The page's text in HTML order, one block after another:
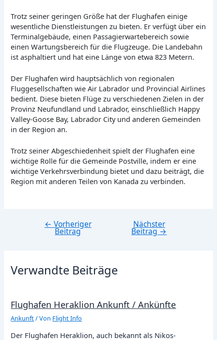
Trotz seiner geringen Größe hat der Flughafen einige
wesentliche Dienstleistungen zu bieten. Er verfügt über ein
Terminalgebäude, einen Passagierwartebereich sowie
einen Wartungsbereich für die Flugzeuge. Die Landebahn
ist asphaltiert und hat eine Länge von etwa 823 Metern.
Der Flughafen wird hauptsächlich von regionalen
Fluggesellschaften wie Air Labrador und Provincial Airlines
bedient. Diese bieten Flüge zu verschiedenen Zielen in der
Provinz Neufundland und Labrador, einschließlich Happy
Valley-Goose Bay, Labrador City und anderen Gemeinden
in der Region an.
Trotz seiner Abgeschiedenheit spielt der Flughafen eine
wichtige Rolle für die Gemeinde Postville, indem er eine
wichtige Verkehrsverbindung bietet und dazu beiträgt, die
Region mit anderen Teilen von Kanada zu verbinden.
Beitragsnavigation
← Vorheriger
Beitrag
Nächster
Beitrag→
Verwandte Beiträge
Flughafen Heraklion Ankunft / Ankünfte
Ankunft/ Von Flight Info
Der Flughafen Heraklion, auch bekannt als Nikos-